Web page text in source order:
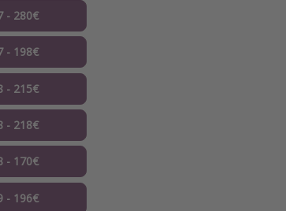
- 280€
- 198€
- 215€
- 218€
- 170€
- 196€